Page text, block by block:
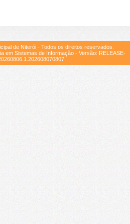
de Niterói - Todos os direitos reservados.
em Sistemas de Informação - Versão: RELEASE-